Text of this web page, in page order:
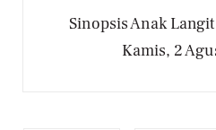
Sinopsis Anak
Kamis, 2